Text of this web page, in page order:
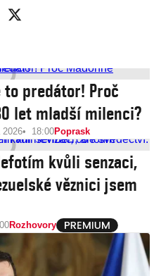
to predátor! Proč
let mladší milenci?
2026 18:00Poprask
kvůli senzaci,
věznici jsem
Rozhovory